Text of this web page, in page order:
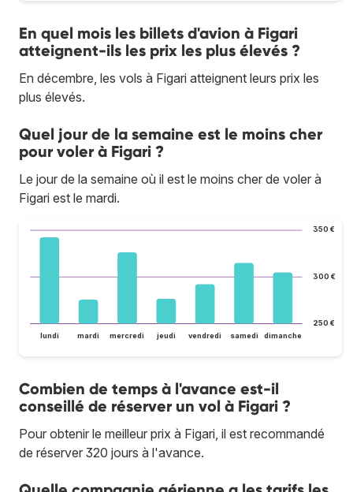
En quel mois les billets d'avion à Figari
atteignent-ils les prix les plus élevés ?
En décembre, les vols à Figari atteignent leurs prix les
plus élevés.
Quel jour de la semaine est le moins cher
pour voler à Figari ?
Le jour de la semaine où il est le moins cher de voler à
Figari est le mardi.
250 €
300 €
350 €
lundi mardi mercredi jeudi vendredi samedi dimanche
Combien de temps à l'avance est-il
conseillé de réserver un vol à Figari ?
Pour obtenir le meilleur prix à Figari, il est recommandé
de réserver 320 jours à l'avance.